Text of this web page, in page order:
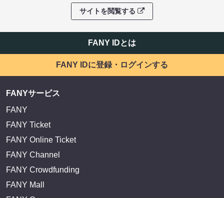
サイトを閲覧する
FANY IDとは
FANY IDに登録・ログインする
FANYサービス
FANY
FANY Ticket
FANY Online Ticket
FANY Channel
FANY Crowdfunding
FANY Mall